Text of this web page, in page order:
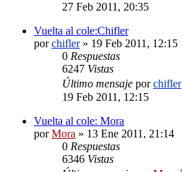
27 Feb 2011, 20:35
Vuelta al cole:Chifler
porchifler» 19 Feb 2011, 12:15
0 Respuestas
6247 Vistas
Último mensaje porchifler
19 Feb 2011, 12:15
Vuelta al cole: Mora
porMora » 13 Ene 2011, 21:14
0 Respuestas
6346 Vistas